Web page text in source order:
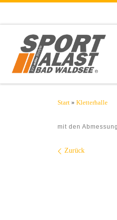
Start » Kletterhalle
mit den
Bilder
Zurück